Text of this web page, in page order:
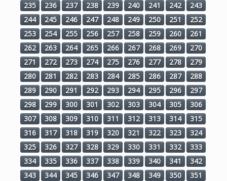
235
236 237 238 239 240 241 242
243
244
245 246 247 248 249 250 251
252
253
254 255 256 257 258 259 260
261
262
263 264 265 266 267 268 269
270
271
272 273 274 275 276 277 278
279
280
281 282 283 284 285 286 287
288
289
290 291 292 293 294 295 296
297
298
299 300 301 302 303 304 305
306
307
308 309 310 311 312 313 314
315
316
317 318 319 320 321 322 323
324
325
326 327 328 329 330 331 332
333
334
335 336 337 338 339 340 341
342
343
344 345 346 347 348 349 350
351